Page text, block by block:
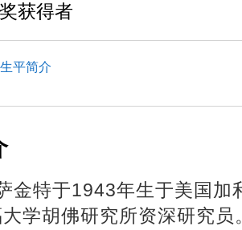
获得者
生平简介
介
金特于1943年生于美国加
学胡佛研究所资深研究